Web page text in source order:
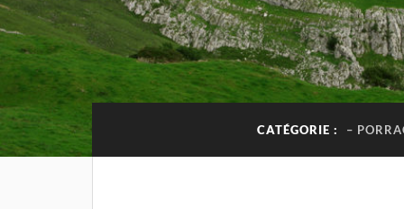
CATÉGORIE : –